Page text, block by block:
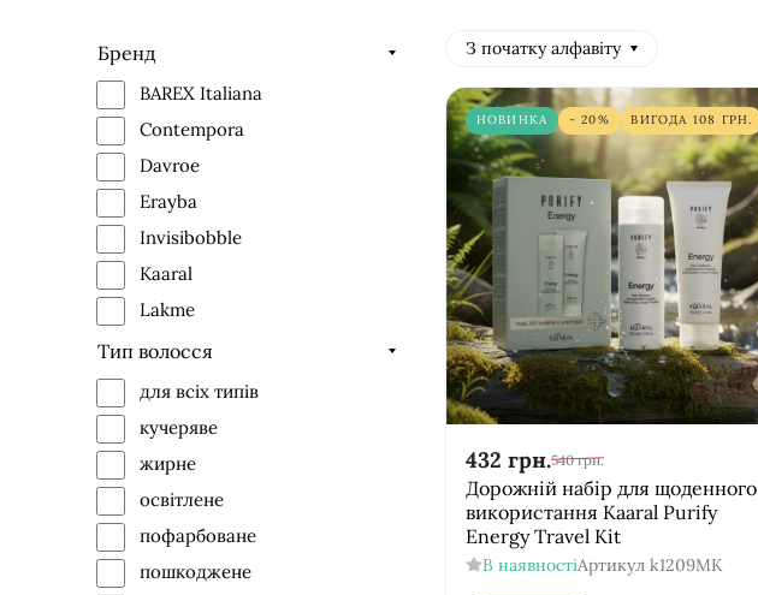
Бренд
BAREX Italiana
Contempora
Davroe
Erayba
Invisibobble
Kaaral
Lakme
L'anza
Lee Stafford
Тип волосся
для всіх типів
кучеряве
жирне
освітлене
пофарбоване
пошкоджене
З початку алфавіту
НОВИНКА - 20% ВИГОДА 108 ГРН.
432 грн.540 грн.
Дорожній набір для щоденного
використання Kaaral Purify
Energy Travel Kit
В наявностіАртикул k1209MK